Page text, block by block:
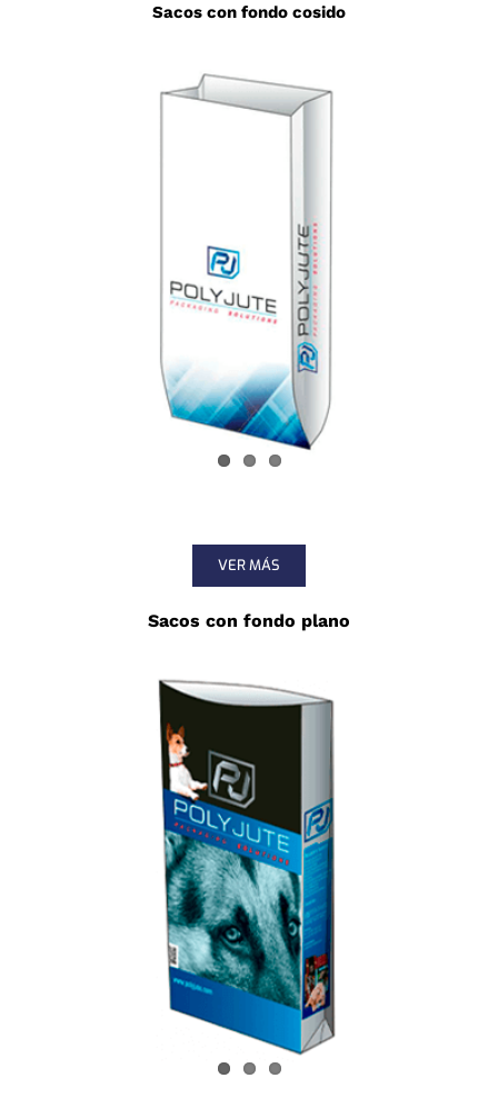
Sacos con fondo cosido
VER MÁS
Sacos con fondo plano